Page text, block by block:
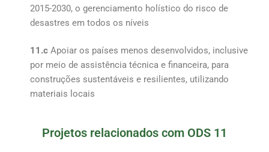
2015-2030, o gerenciamento holístico do risco de
desastres em todos os níveis
11.c Apoiar os países menos desenvolvidos, inclusive
por meio de assistência técnica e financeira, para
construções sustentáveis e resilientes, utilizando
materiais locais
Projetos relacionados com ODS 11